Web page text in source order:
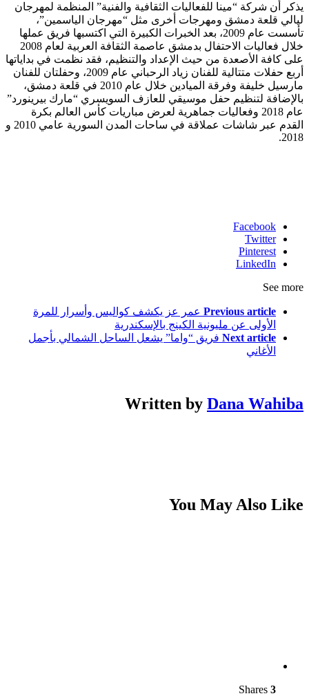
يذكر أن شركة “مينا للفعاليات الثقافية والفنية” المنظمة لمهرجان
ليالي قلعة دمشق ومهرجات أخرى مثل “مهرجان الياسمين”،
تأسست عام 2009، بعد الخبرات الكبيرة التي اكتسبها فريق عملها
خلال فعاليات الاحتفال بدمشق عاصمة الثقافة العربية لعام 2008
على كافة الأصعدة من حيث الإعداد والتنظيم، فقد نظمت في بداياتها
أربع حفلات متتالية للفنان زياد الرحباني عام 2009، وحفلتان للفنان
مارسيل خليفة وفرقة الميادين خلال عام 2010 في قلعة دمشق،
بالإضافة لتنظيم حفل موسيقي للعازف السويسري “مارك بيرينورد”
عام 2018 وفعاليات جماهرية لعرض مباريات كأس العالم بكرة
القدم عبر شاشات عملاقة في ساحات المدن السورية عامي 2010 و
2018.
Facebook
Twitter
Pinterest
LinkedIn
See more
Previous article عمر عز يكشف كواليس وأسرار للمرة
الأولى عن مليونية الكينج بالإسكندرية
Next article فريق “واما” يشعل الساحل الشمالي بأجمل
الأغاني
Written by Dana Wahiba
You May Also Like
3